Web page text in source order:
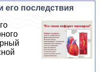
его последствия